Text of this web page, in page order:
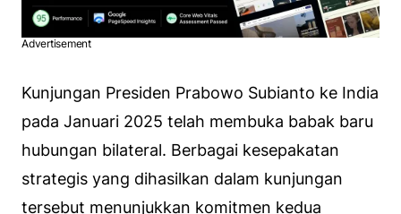
Advertisement
Kunjungan Presiden Prabowo Subianto ke India
pada Januari 2025 telah membuka babak baru
hubungan bilateral. Berbagai kesepakatan
strategis yang dihasilkan dalam kunjungan
tersebut menunjukkan komitmen kedua